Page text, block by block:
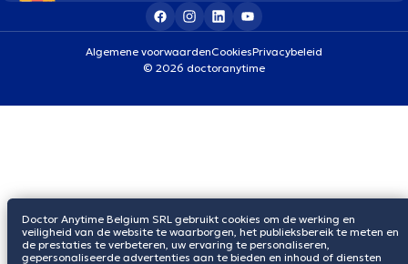
Algemene voorwaardenCookiesPrivacybeleid
© 2026 doctoranytime
Doctor Anytime Belgium SRL gebruikt cookies om de werking en
veiligheid van de website te waarborgen, het publieksbereik te meten en
de prestaties te verbeteren, uw ervaring te personaliseren,
gepersonaliseerde advertenties aan te bieden en inhoud of diensten